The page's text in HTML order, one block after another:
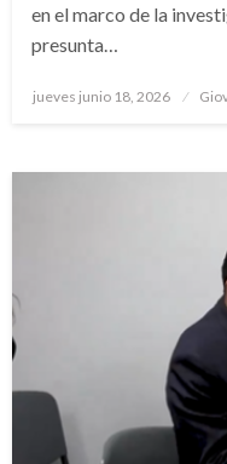
en el marco de la
presunta…
Publicado
jueves junio 18, 2026